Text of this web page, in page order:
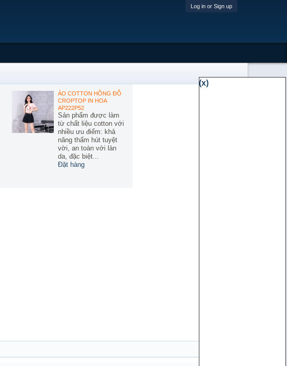
Log in or Sign up
ÁO COTTON HỒNG ĐỖ
CROPTOP IN HOA
AP222P52
Sản phẩm được làm
từ chất liệu cotton với
nhiều ưu điểm: khả
năng thấm hút tuyệt
vời, an toàn với làn
da, đặc biệt...
Đặt hàng
(x)